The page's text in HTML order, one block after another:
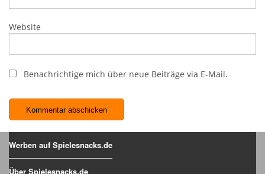
Website
Benachrichtige mich über neue Beiträge via E-Mail.
Werben auf Spielesnacks.de
Über Spielesnacks.de